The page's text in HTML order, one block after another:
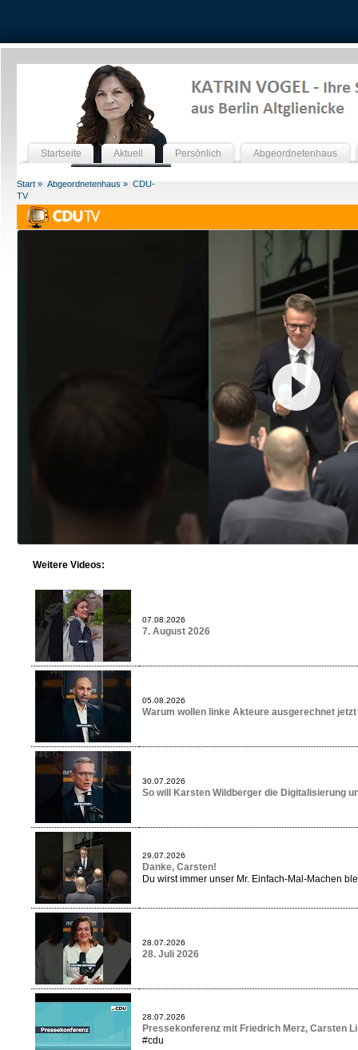
Startseite Aktuell Persönlich Abgeordnetenhaus
Start » Abgeordnetenhaus » CDU-
TV
Weitere Videos:
07.08.2026
7. August 2026
05.08.2026
Warum wollen linke Akteure ausgerechnet
30.07.2026
So will Karsten Wildberger die Digitalisierung
29.07.2026
Danke, Carsten!
Du wirst immer unser Mr. Einfach-Mal-Machen
28.07.2026
28. Juli 2026
28.07.2026
Pressekonferenz mit Friedrich Merz, Carsten
#cdu